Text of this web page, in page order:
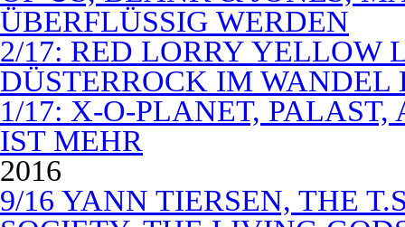
ÜBERFLÜSSIG WERDEN
2/17: RED LORRY YELLOW
DÜSTERROCK IM WANDEL
1/17: X-O-PLANET,
IST MEHR
2016
9/16 YANN TIERSEN, THE